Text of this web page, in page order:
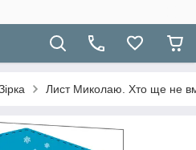
Лист Миколаю. Хто ще не